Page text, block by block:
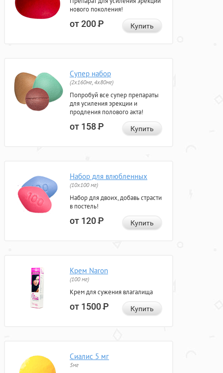
нового поколения!
от 200Р Купить
Супер набор
(2х160мг, 4х80мг)
Попробуй все супер препараты
для усиления эрекции и
продления полового акта!
от 158Р Купить
Набор для влюбленных
(10х100 мг)
Набор для двоих, добавь страсти
в постель!
от 120Р Купить
Крем Naron
(100 мг)
Крем для сужения влагалища
от 1500Р Купить
Сиалис 5 мг
5мг